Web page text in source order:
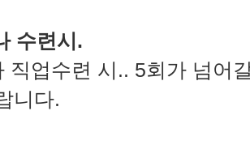
수련시.
업수련 시.. 5회가 넘어
니다.